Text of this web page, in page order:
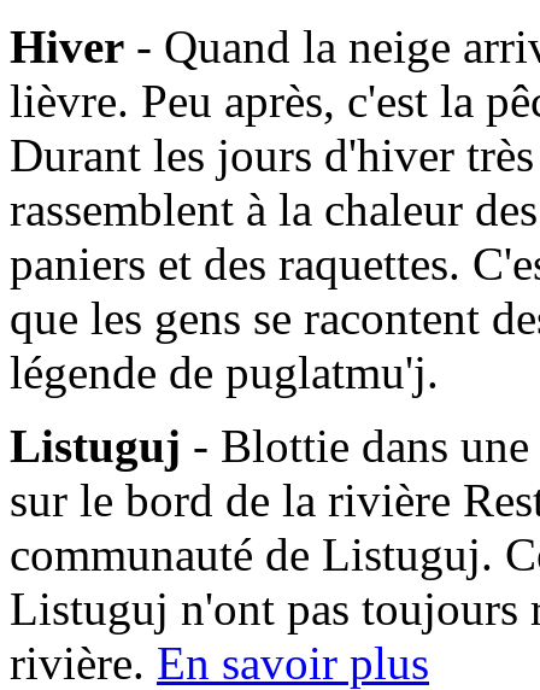
Hiver - Quand la neige
lièvre. Peu après, c'est la
Durant les jours d'hiver
rassemblent à la chaleur
paniers et des raquettes.
que les gens se racontent
légende de puglatmu'j.
Listuguj - Blottie dans une
sur le bord de la rivière
communauté de Listuguj.
Listuguj n'ont pas toujours
rivière. En savoir plus